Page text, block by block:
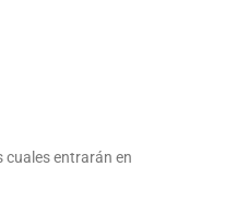
cuales entrarán en